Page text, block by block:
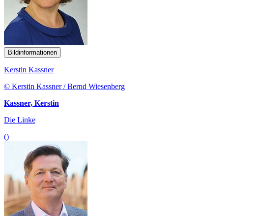
Bildinformationen
Kerstin Kassner
© Kerstin Kassner / Bernd Wiesenberg
Kassner, Kerstin
Die Linke
()